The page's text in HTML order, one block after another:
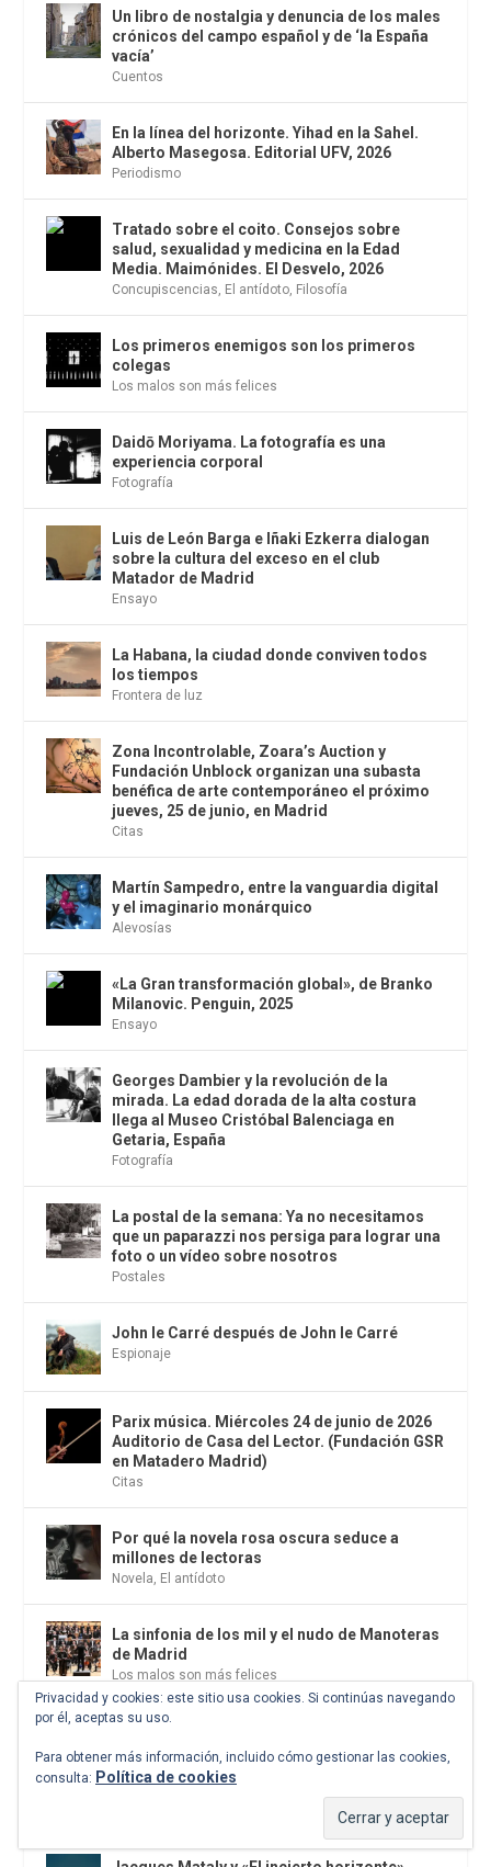
Un libro de nostalgia y denuncia de los males
crónicos del campo español y de ‘la España
vacía’
Cuentos
En la línea del horizonte. Yihad en la Sahel.
Alberto Masegosa. Editorial UFV, 2026
Periodismo
Tratado sobre el coito. Consejos sobre
salud, sexualidad y medicina en la Edad
Media. Maimónides. El Desvelo, 2026
Concupiscencias El antídoto Filosofía
Los primeros enemigos son los primeros
colegas
Los malos son más felices
Daidō Moriyama. La fotografía es una
experiencia corporal
Fotografía
Luis de León Barga e Iñaki Ezkerra dialogan
sobre la cultura del exceso en el club
Matador de Madrid
Ensayo
La Habana, la ciudad donde conviven todos
los tiempos
Frontera de luz
Zona Incontrolable, Zoara’s Auction y
Fundación Unblock organizan una subasta
benéfica de arte contemporáneo el próximo
jueves, 25 de junio, en Madrid
Citas
Martín Sampedro, entre la vanguardia digital
y el imaginario monárquico
Alevosías
«La Gran transformación global», de Branko
Milanovic. Penguin, 2025
Ensayo
Georges Dambier y la revolución de la
mirada. La edad dorada de la alta costura
llega al Museo Cristóbal Balenciaga en
Getaria, España
Fotografía
La postal de la semana: Ya no necesitamos
que un paparazzi nos persiga para lograr una
foto o un vídeo sobre nosotros
Postales
John le Carré después de John le Carré
Espionaje
Parix música. Miércoles 24 de junio de 2026
Auditorio de Casa del Lector. (Fundación GSR
en Matadero Madrid)
Citas
Por qué la novela rosa oscura seduce a
millones de lectoras
Novela El antídoto
La sinfonia de los mil y el nudo de Manoteras
de Madrid
Los malos son más felices
revolucionario en España: el PCE(r) y los
GRAPO» de Lorenzo Castro Moral. Jueves, 18
de junio. Librería Sin Tarima. Madrid
Privacidad y cookies: este sitio usa cookies. Si continúas navegando
por él, aceptas su uso.
Para obtener más información, incluido cómo gestionar las cookies,
consulta: Política de cookies